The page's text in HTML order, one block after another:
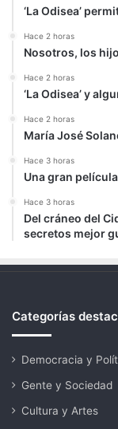
‘La Odisea’
Hace 2 horas
Nosotros, los
Hace 2 horas
‘La Odisea’ y
Hace 2 horas
María José
Hace 3 horas
Una gran
Hace 3 horas
Del cráneo del
secretos mejor
Categorías
Democracia y
Gente y Sociedad
Cultura y Artes